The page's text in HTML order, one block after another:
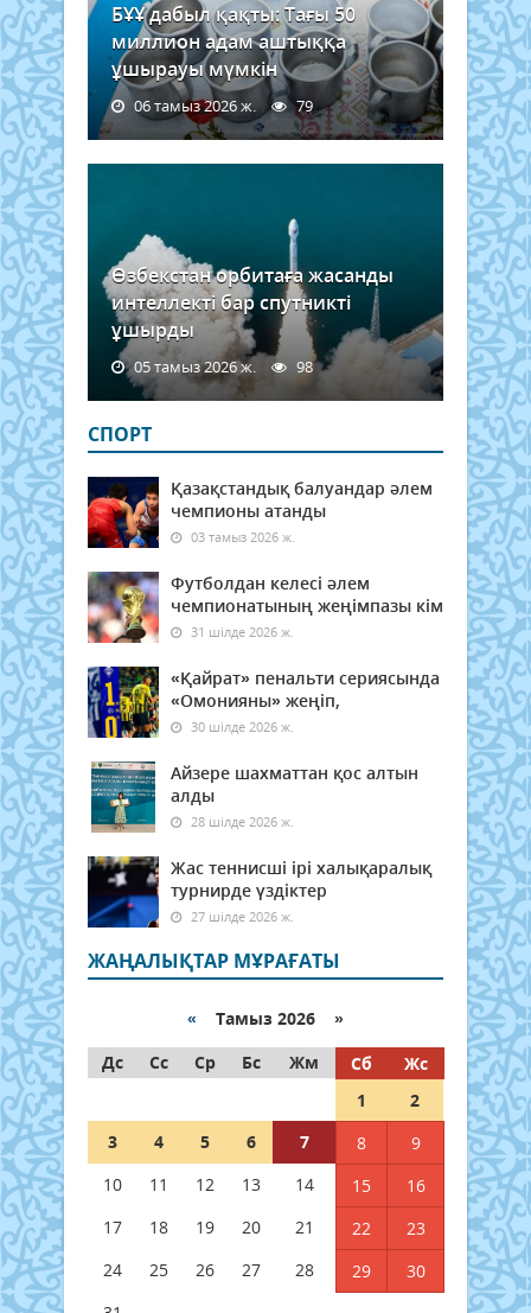
БҰҰ дабыл қақты: Тағы 50
миллион адам аштыққа
ұшырауы мүмкін
06 тамыз 2026 ж. 79
Өзбекстан орбитаға жасанды
интеллекті бар спутникті
ұшырды
05 тамыз 2026 ж. 98
СПОРТ
Қазақстандық балуандар әлем
чемпионы атанды
03 тамыз 2026 ж.
Футболдан келесі әлем
чемпионатының жеңімпазы кім
31 шілде 2026 ж.
«Қайрат» пенальти сериясында
«Омонияны» жеңіп,
30 шілде 2026 ж.
Айзере шахматтан қос алтын
алды
28 шілде 2026 ж.
Жас теннисші ірі халықаралық
турнирде үздіктер
27 шілде 2026 ж.
ЖАҢАЛЫҚТАР МҰРАҒАТЫ
« Тамыз 2026 »
Дс
Сс Ср Бс Жм Сб
Жс
1
2
3
4 5 6 7 8
9
10
11 12 13 14 15
16
17
18 19 20 21 22
23
24
25 26 27 28 29
30